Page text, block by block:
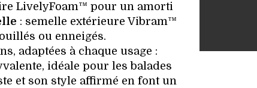
LivelyFoam™ pour un amorti
: semelle extérieure Vibram™
ou enneigés.
adaptées à chaque usage :
idéale pour les balades
et son style affirmé en font un